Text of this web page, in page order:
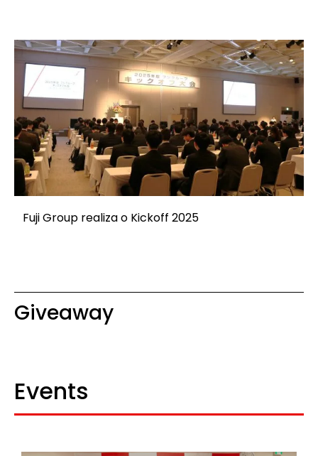
Fuji Group realiza o Kickoff 2025
Giveaway
Events